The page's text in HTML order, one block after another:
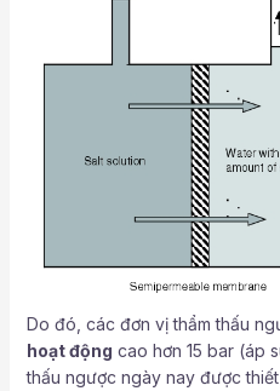
Do đó, các đơn vị thẩm thấu
hoạt động cao hơn 15 bar (áp
thấu ngược ngày nay được